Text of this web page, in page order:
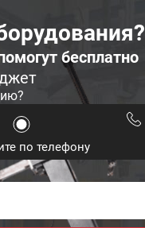
бесплатно
по телефону